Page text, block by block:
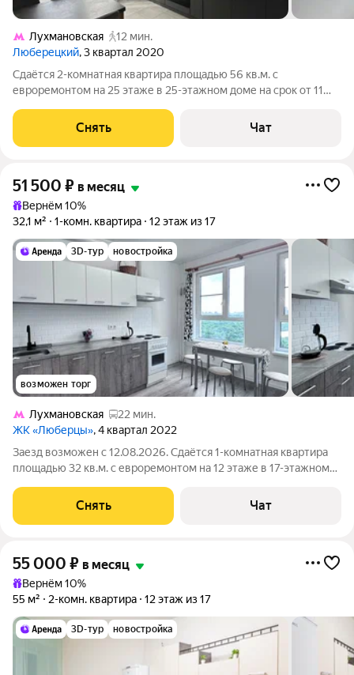
Лухмановская
12 мин.
Люберецкий, 3 квартал 2020
Сдаётся 2-комнатная квартира площадью 56 кв.м. с
евроремонтом на 25 этаже в 25-этажном доме на срок от 11
Стиральная машина Холодильник Посудомоечная машина
Кондиционер Бойлер Микроволновка Дом
Снять Чат
51 500 ₽ в месяц
Вернём 10%
32,1 м²
1-комн. квартира 12 этаж из 17
3D-тур новостройка
возможен торг
Лухмановская
22 мин.
ЖК «Люберцы», 4 квартал 2022
Заезд возможен с 12.08.2026. Сдаётся 1-комнатная квартира
площадью 32 кв.м. с евроремонтом на 12 этаже в 17-этажном
Стиральная машина Холодильник Пылесос Дом - монолитный,
окна выходят во
Снять Чат
55 000 ₽ в месяц
Вернём 10%
55 м²
2-комн. квартира 12 этаж из 17
3D-тур новостройка